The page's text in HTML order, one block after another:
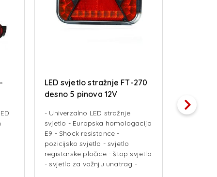
LED svjetlo stražnje FT-270
desno 5 pinova 12V
- Univerzalno LED stražnje
svjetlo - Europska homologacija
E9 - Shock resistance -
pozicijsko svjetlo - svjetlo
registarske pločice - štop svjetlo
- svjetlo za vožnju unatrag -
-